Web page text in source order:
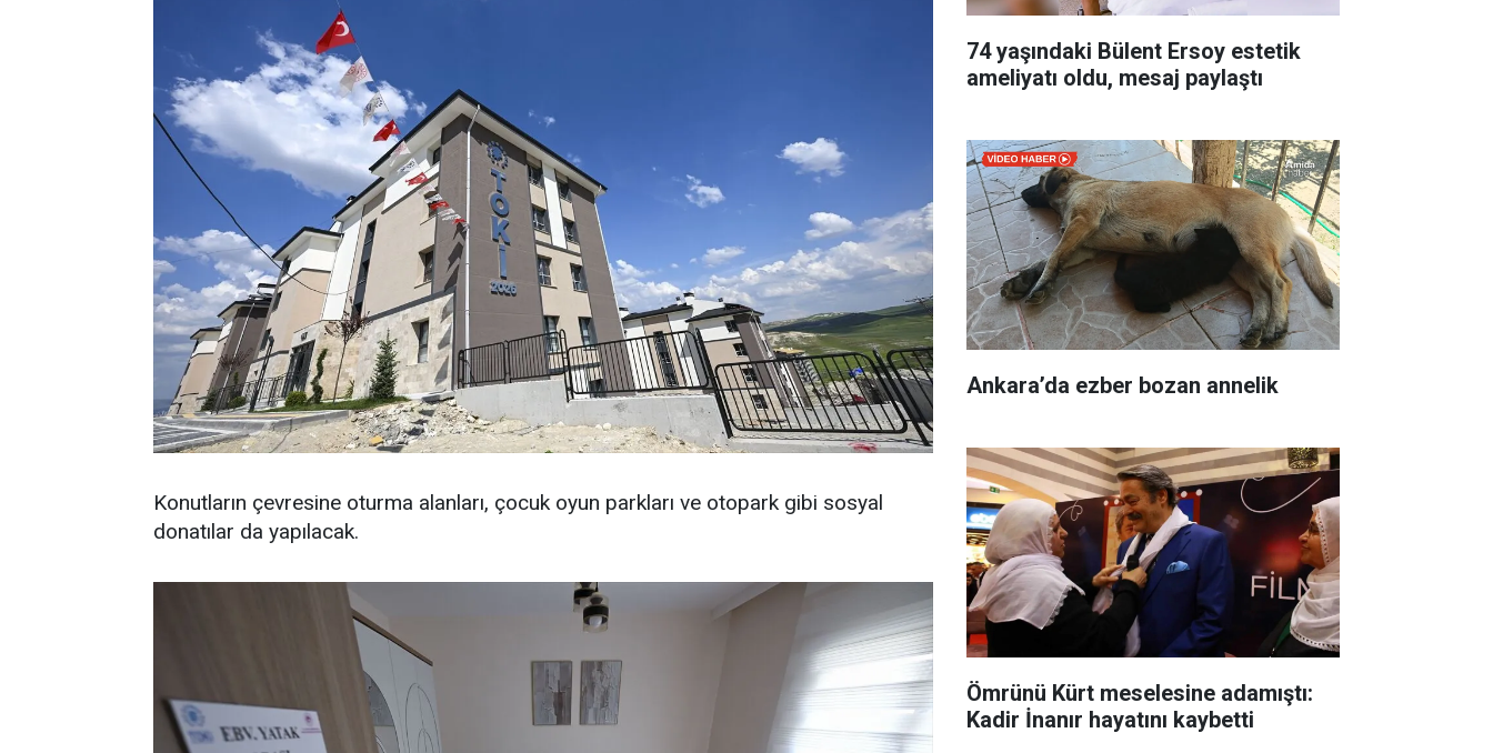
Konutların çevresine oturma alanları, çocuk oyun parkları ve otopark gibi sosyal
donatılar da yapılacak.
74 yaşındaki Bülent Ersoy estetik
ameliyatı oldu, mesaj paylaştı
Ankara’da ezber bozan annelik
Ömrünü Kürt meselesine adamıştı:
Kadir İnanır hayatını kaybetti